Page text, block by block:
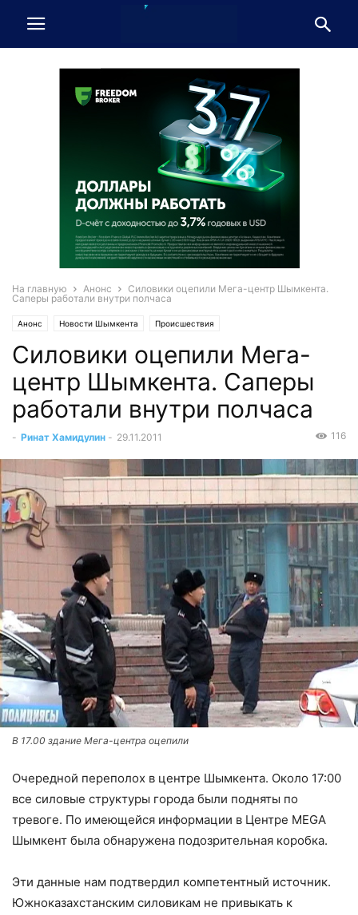
На главную Анонс
Силовики оцепили Мега-центр Шымкента.
Саперы работали внутри полчаса
Анонс Новости Шымкента Происшествия
Силовики оцепили Мега-
центр Шымкента. Саперы
работали внутри полчаса
- Ринат Хамидулин - 29.11.2011 116
В 17.00 здание Мега-центра оцепили
Очередной переполох в центре Шымкента. Около 17:00
все силовые структуры города были подняты по
тревоге. По имеющейся информации в Центре МEGA
Шымкент была обнаружена подозрительная коробка.
Эти данные нам подтвердил компетентный источник.
Южноказахстанским силовикам не привыкать к